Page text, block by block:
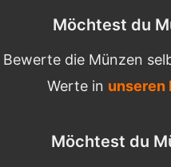
Möchtest du
Bewerte die Münzen
Werte in unseren
Möchtest du